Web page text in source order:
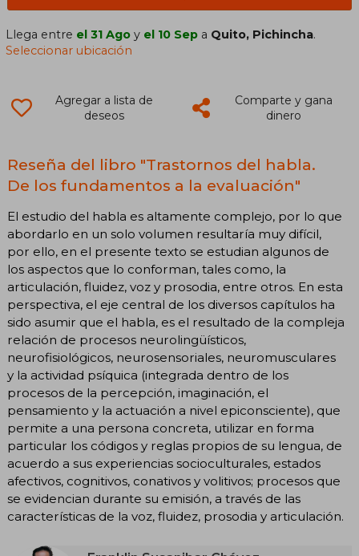
Llega entre el 31 Ago y el 10 Sep a Quito, Pichincha.
Seleccionar ubicación
Agregar a lista de
deseos
Comparte y gana
dinero
Reseña del libro "Trastornos del habla.
De los fundamentos a la evaluación"
El estudio del habla es altamente complejo, por lo que
abordarlo en un solo volumen resultaría muy difícil,
por ello, en el presente texto se estudian algunos de
los aspectos que lo conforman, tales como, la
articulación, fluidez, voz y prosodia, entre otros. En esta
perspectiva, el eje central de los diversos capítulos ha
sido asumir que el habla, es el resultado de la compleja
relación de procesos neurolingüísticos,
neurofisiológicos, neurosensoriales, neuromusculares
y la actividad psíquica (integrada dentro de los
procesos de la percepción, imaginación, el
pensamiento y la actuación a nivel epiconsciente), que
permite a una persona concreta, utilizar en forma
particular los códigos y reglas propios de su lengua, de
acuerdo a sus experiencias socioculturales, estados
afectivos, cognitivos, conativos y volitivos; procesos que
se evidencian durante su emisión, a través de las
características de la voz, fluidez, prosodia y articulación.